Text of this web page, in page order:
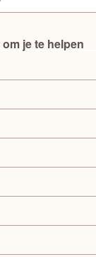
je te helpen